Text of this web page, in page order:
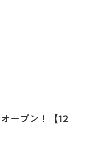
ープン！【12